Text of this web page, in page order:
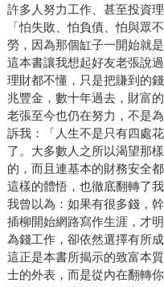
許多人努力工作、甚至投資
「怕失敗、怕負債、怕與眾
勞，因為那個缸子一開始就是
這本書讓我想起好友老張說
理財都不懂，只是把賺到的
兆豐金，數十年過去，財富的
老張至今也仍在努力，不是
訴我：「人生不是只有四處
了。大多數人之所以渴望那
的，而且連基本的財務安全
這樣的體悟，也徹底翻轉了
我曾以為：如果有很多錢，
插柳開始網路寫作生涯，才
為錢工作，卻依然選擇有所成
這正是本書所揭示的致富本
士的外表，而是從內在翻轉